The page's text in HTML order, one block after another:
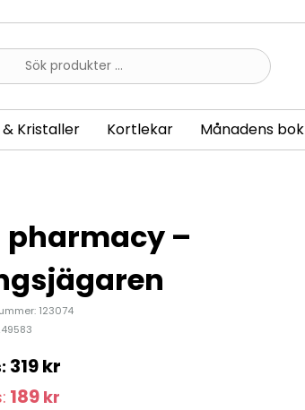
Kristaller Kortlekar Månadens bok
pharmacy –
123074
319kr
189 kr